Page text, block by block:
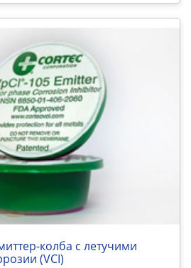
колба с летучими
(VCI)